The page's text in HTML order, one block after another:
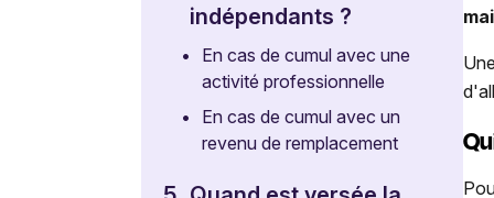
indépendants ?
•
En cas de cumul avec une
activité professionnelle
•
En cas de cumul avec un
revenu de remplacement